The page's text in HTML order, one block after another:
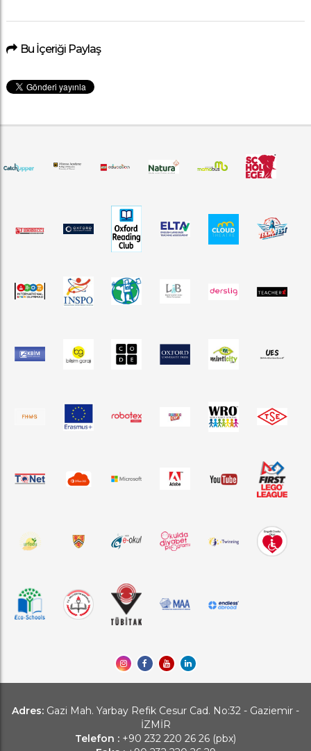
Bu İçeriği Paylaş
Adres: Gazi Mah. Yarbay Refik Cesur Cad. No:32 - Gaziemir -
İZMİR
Telefon : +90 232 220 26 26 (pbx)